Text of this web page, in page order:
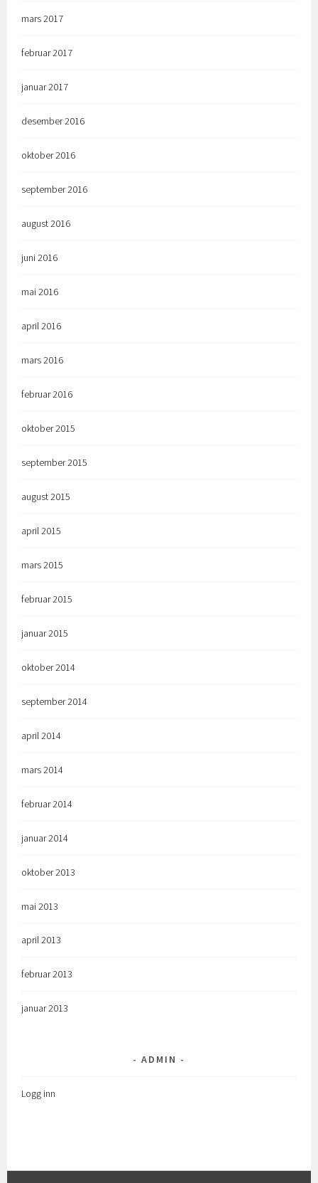
mars 2017
februar 2017
januar 2017
desember 2016
oktober 2016
september 2016
august 2016
juni 2016
mai 2016
april 2016
mars 2016
februar 2016
oktober 2015
september 2015
august 2015
april 2015
mars 2015
februar 2015
januar 2015
oktober 2014
september 2014
april 2014
mars 2014
februar 2014
januar 2014
oktober 2013
mai 2013
april 2013
februar 2013
januar 2013
ADMIN
Logg inn